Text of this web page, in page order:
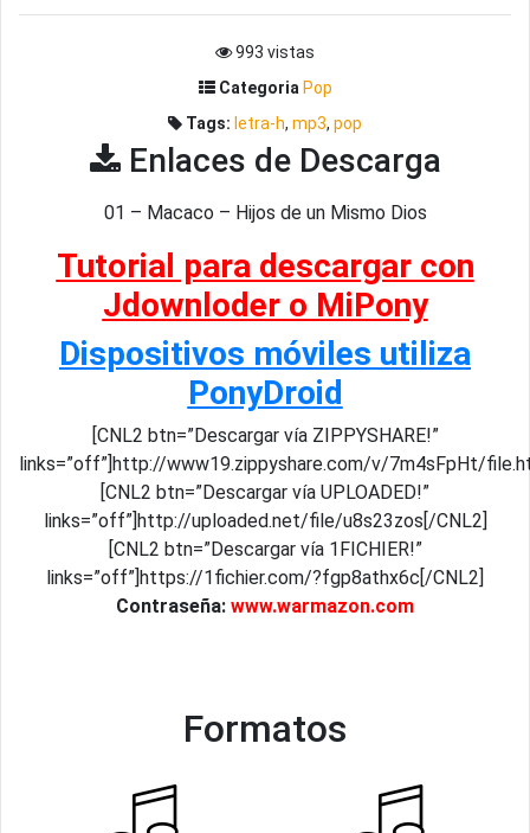
993 vistas
Categoria Pop
Tags: letra-h, mp3, pop
Enlaces de Descarga
01 – Macaco – Hijos de un Mismo Dios
Tutorial para descargar con
Jdownloder o MiPony
Dispositivos móviles utiliza
PonyDroid
[CNL2 btn=”Descargar vía ZIPPYSHARE!”
links=”off”]http://www19.zippyshare.com/v/7m4sFpHt/
[CNL2 btn=”Descargar vía UPLOADED!”
links=”off”]http://uploaded.net/file/u8s23zos[/CNL2]
[CNL2 btn=”Descargar vía 1FICHIER!”
links=”off”]https://1fichier.com/?fgp8athx6c[/CNL2]
Contraseña: www.warmazon.com
Formatos